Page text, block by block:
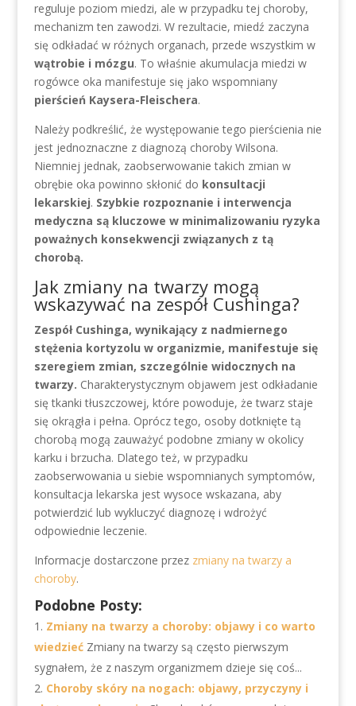
reguluje poziom miedzi, ale w przypadku tej choroby,
mechanizm ten zawodzi. W rezultacie, miedź zaczyna
się odkładać w różnych organach, przede wszystkim w
wątrobie i mózgu. To właśnie akumulacja miedzi w
rogówce oka manifestuje się jako wspomniany
pierścień Kaysera-Fleischera.
Należy podkreślić, że występowanie tego pierścienia nie
jest jednoznaczne z diagnozą choroby Wilsona.
Niemniej jednak, zaobserwowanie takich zmian w
obrębie oka powinno skłonić do konsultacji
lekarskiej. Szybkie rozpoznanie i interwencja
medyczna są kluczowe w minimalizowaniu ryzyka
poważnych konsekwencji związanych z tą
chorobą.
Jak zmiany na twarzy mogą
wskazywać na zespół Cushinga?
Zespół Cushinga, wynikający z nadmiernego
stężenia kortyzolu w organizmie, manifestuje się
szeregiem zmian, szczególnie widocznych na
twarzy. Charakterystycznym objawem jest odkładanie
się tkanki tłuszczowej, które powoduje, że twarz staje
się okrągła i pełna. Oprócz tego, osoby dotknięte tą
chorobą mogą zauważyć podobne zmiany w okolicy
karku i brzucha. Dlatego też, w przypadku
zaobserwowania u siebie wspomnianych symptomów,
konsultacja lekarska jest wysoce wskazana, aby
potwierdzić lub wykluczyć diagnozę i wdrożyć
odpowiednie leczenie.
Informacje dostarczone przez zmiany na twarzy a
choroby.
Podobne Posty:
Zmiany na twarzy a choroby: objawy i co warto
wiedzieć Zmiany na twarzy są często pierwszym
sygnałem, że z naszym organizmem dzieje się coś...
Choroby skóry na nogach: objawy, przyczyny i